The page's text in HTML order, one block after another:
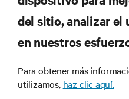
SOPORTE
CORPORATIVO
del sitio, analizar el
en nuestros
Para obtener más
utilizamos, haz clic aquí.